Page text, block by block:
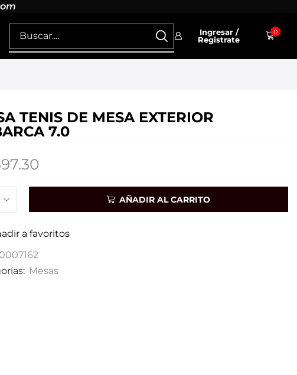
Ingresar /
Registrate
0
TENIS DE MESA EXTERIOR
7.0
AÑADIR AL CARRITO
a favoritos
0007162
Mesas